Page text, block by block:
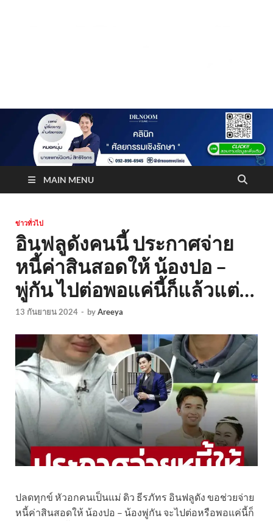
Truststoreonline
MAIN MENU
ข่าวทั่วไป
อินฟลูดังคนนี้ ประกาศจ่าย
หนี้ค่าสินสอดให้ น้องปอ –
พู่กัน ไปต่อพอแค่นี้ก็แล้วแต่…
13 กันยายน 2024 - byAreeya
ปลดทุกข์ หัวอกคนเป็นแม่ ดิว ธีรภัทร อินฟลูดัง ขอช่วยจ่าย
หนี้ค่าสินสอดให้ น้องปอ – น้องพู่กัน จะไปต่อหรือพอแค่นี้ก็